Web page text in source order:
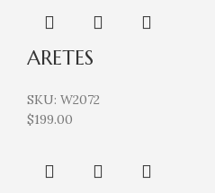
ARETES
SKU: W2072
$199.00